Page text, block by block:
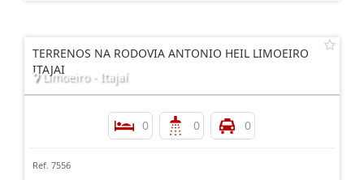
TERRENOS NA RODOVIA ANTONIO HEIL LIMOEIRO
ITAJAI
Limoeiro - Itajaí
0 0 0
Ref. 7556